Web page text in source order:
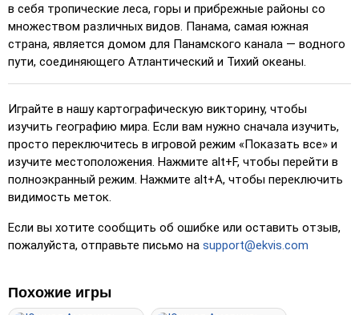
Отгадывать (сложно): Как 'Отгадывать', но
местоположения возвращаются к исходному цвету
после нажатия.
Отгадывать (без границ)
Отгадывать (флаги): Как 'Отгадывать', но
отображается только флаг – без названий.
Множественный выбор: Выберите правильный
вариант из четырех, кликнув или нажав клавиши 1–4.
Введите случайный
порядке, они будут выделены на карте по мере
прохождения.
Летать: Управляйте с помощью стрелок или WASD и
в себя тропические леса, горы и прибрежные районы со
множеством различных видов. Панама, самая южная
страна, является домом для Панамского канала — водного
пути, соединяющего Атлантический и Тихий океаны.
Играйте в нашу картографическую викторину, чтобы
изучить географию мира. Если вам нужно сначала изучить,
просто переключитесь в игровой режим «Показать все» и
изучите местоположения. Нажмите alt+F, чтобы перейти в
полноэкранный режим. Нажмите alt+A, чтобы переключить
видимость меток.
Если вы хотите сообщить об ошибке или оставить отзыв,
пожалуйста, отправьте письмо на support@ekvis.com
Похожие игры